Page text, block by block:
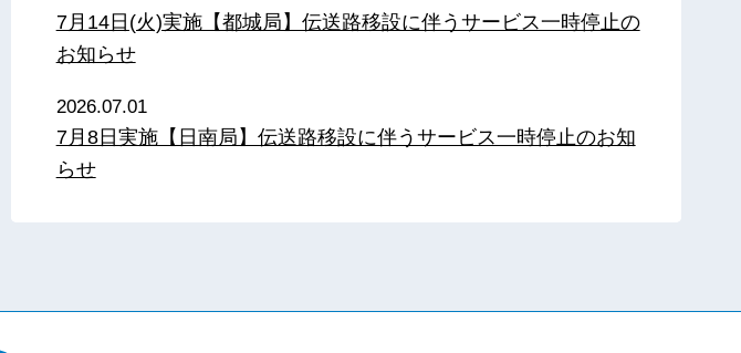
7月14日(火)実施【都城局】伝送路移設に伴うサービス一時停止の
お知らせ
2026.07.01
7月8日実施【日南局】伝送路移設に伴うサービス一時停止のお知
らせ